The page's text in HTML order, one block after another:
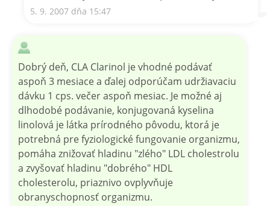
5. 9. 2007 dňa 15:47
Dobrý deň, CLA Clarinol je vhodné podávať
aspoň 3 mesiace a ďalej odporúčam udržiavaciu
dávku 1 cps. večer aspoň mesiac. Je možné aj
dlhodobé podávanie, konjugovaná kyselina
linolová je látka prírodného pôvodu, ktorá je
potrebná pre fyziologické fungovanie organizmu,
pomáha znižovať hladinu "zlého" LDL cholestrolu
a zvyšovať hladinu "dobrého" HDL
cholesterolu, priaznivo ovplyvňuje
obranyschopnosť organizmu.